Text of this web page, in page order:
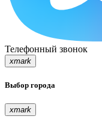
Телефонный звонок
xmark
Выбор города
xmark